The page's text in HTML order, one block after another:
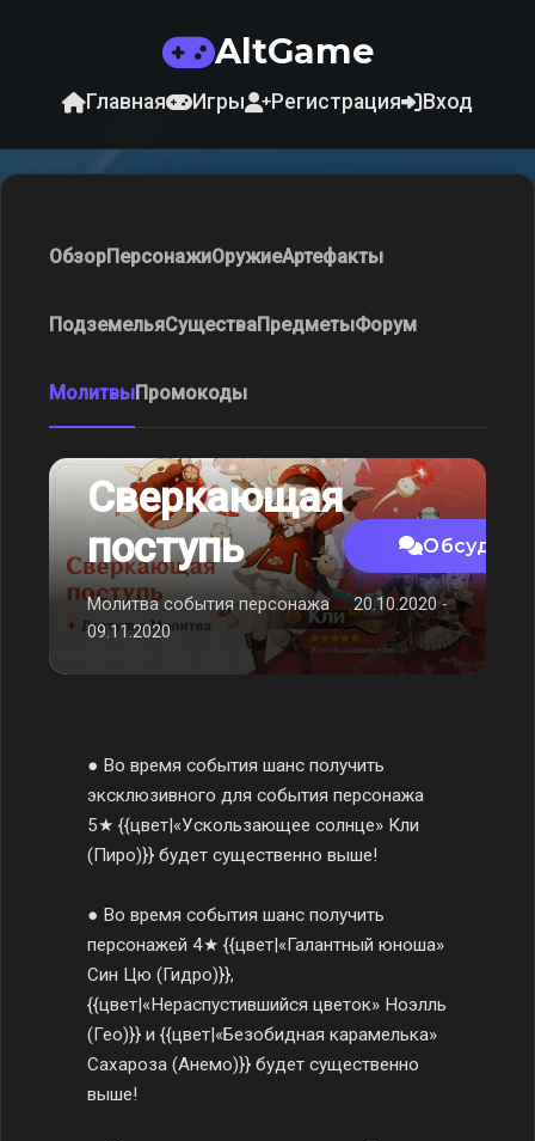
AltGame
Главная Игры Регистрация Вход
ОбзорПерсонажиОружиеАртефакты
ПодземельяСуществаПредметыФорум
МолитвыПромокоды
Сверкающая
поступь
Обсудить
Молитва события персонажа
20.10.2020 -
09.11.2020
● Во время события шанс получить
эксклюзивного для события персонажа
5★ {{цвет|«Ускользающее солнце» Кли
(Пиро)}} будет существенно выше!
● Во время события шанс получить
персонажей 4★ {{цвет|«Галантный юноша»
Син Цю (Гидро)}},
{{цвет|«Нераспустившийся цветок» Ноэлль
(Гео)}} и {{цвет|«Безобидная карамелька»
Сахароза (Анемо)}} будет существенно
выше!